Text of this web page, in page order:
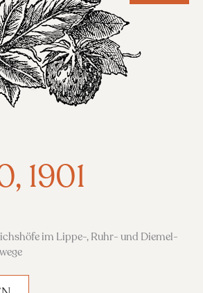
1901
im Lippe-, Ruhr- und Diemel-